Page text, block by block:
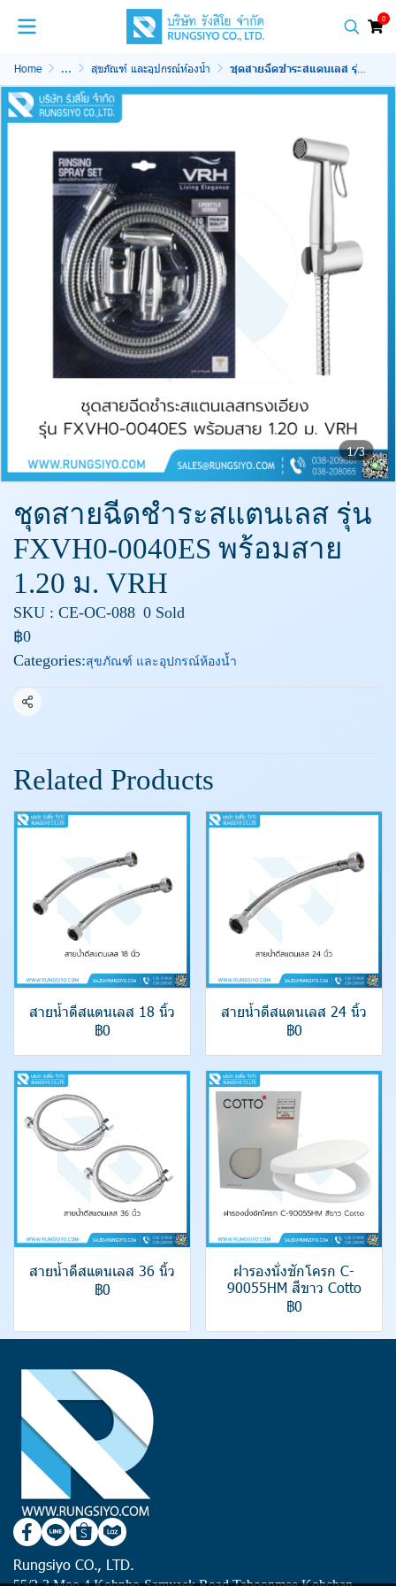
0
Home ... สุขภัณฑ์ และอุปกรณ์ห้องน้ำ ชุดสายฉีดชำระสแตนเลส รุ่น FXVH0-0040ES พร้อมสาย 1.20 ม. VRH
1/3
ชุดสายฉีดชำระสแตนเลส รุ่น
FXVH0-0040ES พร้อมสาย
1.20 ม. VRH
SKU : CE-OC-088 0 Sold
฿0
Categories:สุขภัณฑ์ และอุปกรณ์ห้องน้ำ
Share
Related Products
สายน้ำดีสแตนเลส 18 นิ้ว
฿0
สายน้ำดีสแตนเลส 24 นิ้ว
฿0
สายน้ำดีสแตนเลส 36 นิ้ว
฿0
ฝารองนั่งชักโครก C-
90055HM สีขาว Cotto
฿0
Rungsiyo CO., LTD.